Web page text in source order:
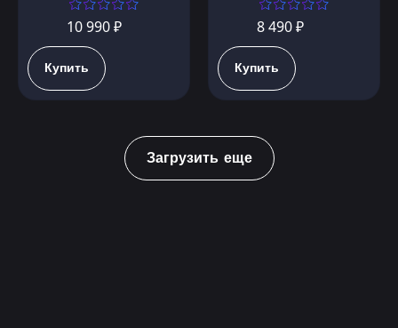
10 990 ₽
Купить
8 490 ₽
Купить
Загрузить еще